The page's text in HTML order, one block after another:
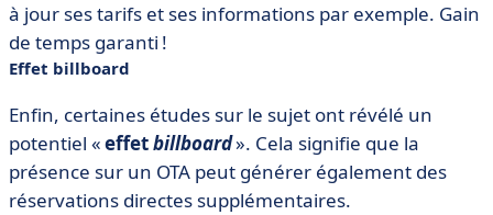
à jour ses tarifs et ses informations par exemple. Gain
de temps garanti !
Effet billboard
Enfin, certaines études sur le sujet ont révélé un
potentiel «effetbillboard». Cela signifie que la
présence sur un OTA peut générer également des
réservations directes supplémentaires.